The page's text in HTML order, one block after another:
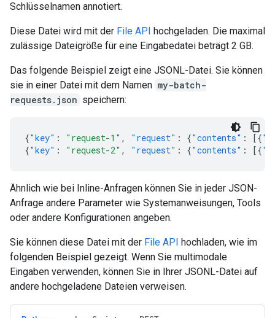
Schlüsselnamen annotiert.
Diese Datei wird mit der File API hochgeladen. Die maximal
zulässige Dateigröße für eine Eingabedatei beträgt 2 GB.
Das folgende Beispiel zeigt eine JSONL-Datei. Sie können
sie in einer Datei mit dem Namen my-batch-
requests.json speichern:
{"key" : "request-1" , "request" : {"contents" : [{
{"key" : "request-2" , "request" : {"contents" : [{
Ähnlich wie bei Inline-Anfragen können Sie in jeder JSON-
Anfrage andere Parameter wie Systemanweisungen, Tools
oder andere Konfigurationen angeben.
Sie können diese Datei mit der File API hochladen, wie im
folgenden Beispiel gezeigt. Wenn Sie multimodale
Eingaben verwenden, können Sie in Ihrer JSONL-Datei auf
andere hochgeladene Dateien verweisen.